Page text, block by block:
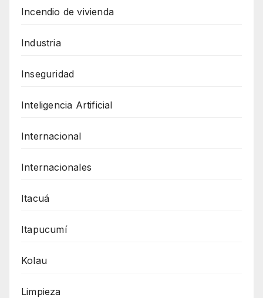
Incendio de vivienda
Industria
Inseguridad
Inteligencia Artificial
Internacional
Internacionales
Itacuá
Itapucumí
Kolau
Limpieza